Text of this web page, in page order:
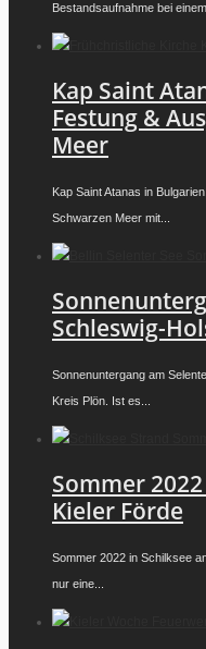
Bestandsaufnahme bei
Kap Saint
Festung &
Meer
Kap Saint Atanas in
Schwarzen Meer mit...
Schleswig-
Sonnenuntergang am
Kreis Plön. Ist es...
Sommer
Kieler Förde
Sommer 2022 in Schilksee
nur eine...